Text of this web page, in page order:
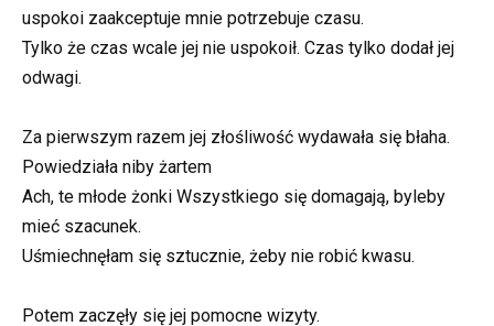
uspokoi zaakceptuje mnie potrzebuje czasu.
Tylko że czas wcale jej nie uspokoił. Czas tylko dodał jej
odwagi.
Za pierwszym razem jej złośliwość wydawała się błaha.
Powiedziała niby żartem
Ach, te młode żonki Wszystkiego się domagają, byleby
mieć szacunek.
Uśmiechnęłam się sztucznie, żeby nie robić kwasu.
Potem zaczęły się jej pomocne wizyty.